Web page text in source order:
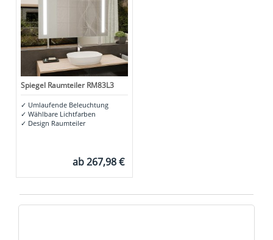
Spiegel Raumteiler RM83L3
✓ Umlaufende Beleuchtung
✓ Wählbare Lichtfarben
✓ Design Raumteiler
ab267,98 €